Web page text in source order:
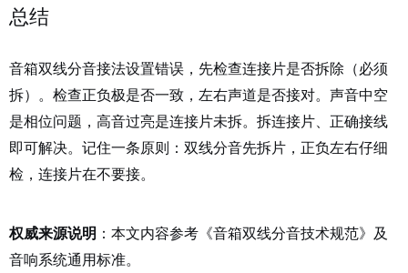
总结
音箱双线分音接法设置错误，先检查连接片是否拆除（必须
拆）。检查正负极是否一致，左右声道是否接对。声音中空
是相位问题，高音过亮是连接片未拆。拆连接片、正确接线
即可解决。记住一条原则：双线分音先拆片，正负左右仔细
检，连接片在不要接。
权威来源说明 ：本文内容参考《音箱双线分音技术规范》及
音响系统通用标准。